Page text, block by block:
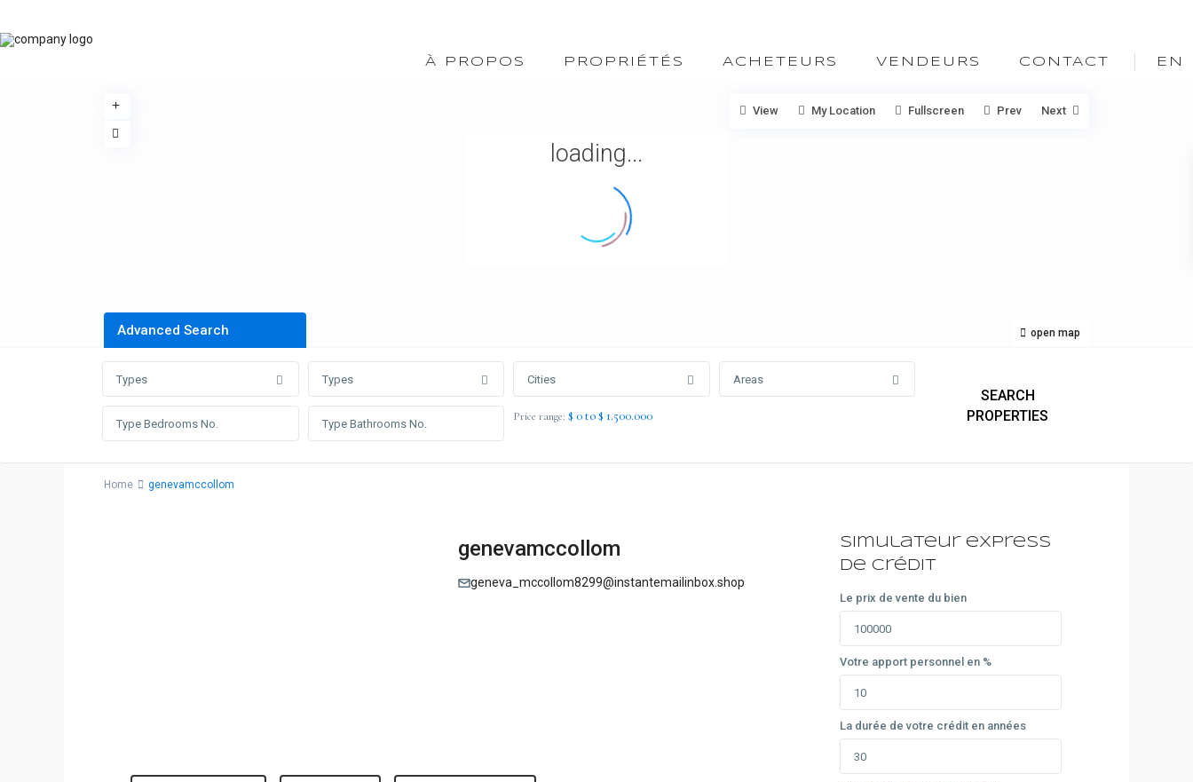
À PROPOS PROPRIÉTÉS ACHETEURS VENDEURS CONTACT EN
loading...
open map
View My Location Fullscreen Prev Next
Advanced Search
Types Types Cities Areas
Price range: $ 0 to $ 1.500.000
Home genevamccollom
genevamccollom
geneva_mccollom8299@instantemailinbox.shop
Simulateur express
de crédit
Le prix de vente du bien
Votre apport personnel en %
La durée de votre crédit en années